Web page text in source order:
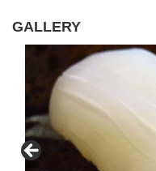
GALLERY